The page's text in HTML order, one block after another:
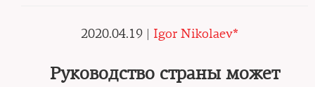
2020.04.19 | Igor Nikolaev*
Руководство страны может